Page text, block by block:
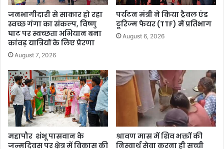
जनभागीदारी से साकार हो रहा
स्वच्छ गंगा का संकल्प, विष्णु
घाट पर स्वच्छता अभियान बना
कांवड़ यात्रियों के लिए प्रेरणा
August 7, 2026
पर्यटन मंत्री ने किया ट्रैवल एंड
टूरिज्म फेयर (TTF) में प्रतिभाग
August 6, 2026
महापौर शंभू पासवान के
जन्मदिवस पर क्षेत्र में विकास की
श्रावण मास में शिव भक्तों की
निस्वार्थ सेवा करना ही सच्ची